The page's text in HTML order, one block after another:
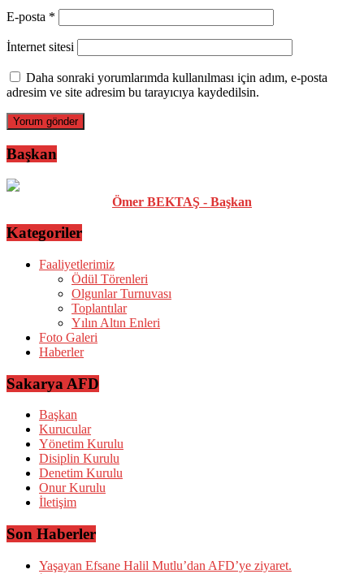
E-posta *
İnternet sitesi
Daha sonraki yorumlarımda kullanılması için adım, e-posta
adresim ve site adresim bu tarayıcıya kaydedilsin.
Başkan
Ömer BEKTAŞ - Başkan
Kategoriler
Faaliyetlerimiz
Ödül Törenleri
Olgunlar Turnuvası
Toplantılar
Yılın Altın Enleri
Foto Galeri
Haberler
Sakarya AFD
Başkan
Kurucular
Yönetim Kurulu
Disiplin Kurulu
Denetim Kurulu
Onur Kurulu
İletişim
Son Haberler
Yaşayan Efsane Halil Mutlu’dan AFD’ye ziyaret.